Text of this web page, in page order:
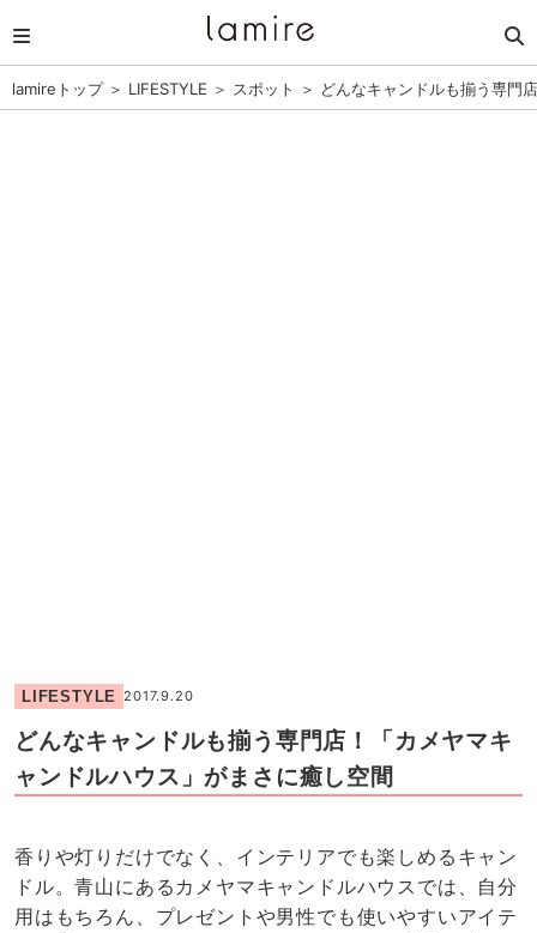
lamireトップ＞ LIFESTYLE ＞ スポット ＞ どんなキャンドルも揃う専門
LIFESTYLE 2017.9.20
どんなキャンドルも揃う専門店！「カメヤマキ
ャンドルハウス」がまさに癒し空間
香りや灯りだけでなく、インテリアでも楽しめるキャン
ドル。青山にあるカメヤマキャンドルハウスでは、自分
用はもちろん、プレゼントや男性でも使いやすいアイテ